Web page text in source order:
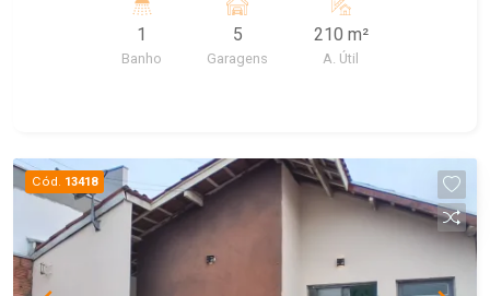
condicionado, proporcionando mais conforto para
o dia dia , e Sistema de energia solar, garantindo
maior economia e sustentabilidade. Agende uma
1
Banho
5
Garagens
210 m²
A. Útil
Cód. 13418